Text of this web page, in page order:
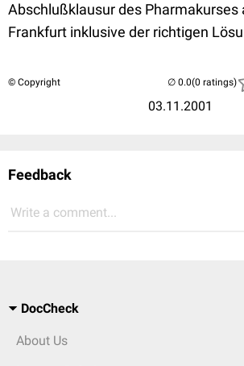
Abschlußklausur des Pharmakurses
Frankfurt inklusive der richtigen
© Copyright
03.11.2001
(0 ratings)
Feedback
Write a comment...
DocCheck
About Us